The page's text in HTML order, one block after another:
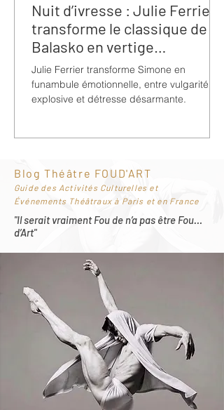
Nuit d’ivresse : Julie Ferrier
transforme le classique de
Balasko en vertige
bouleversant
Julie Ferrier transforme Simone en
funambule émotionnelle, entre vulgarité
explosive et détresse désarmante.
Blog Théâtre FOUD'ART
Guide des Activités Culturelles et
Événements Théâtraux à Paris et en France
"Il serait vraiment Fou de n’a pas être Fou…
d’Art"